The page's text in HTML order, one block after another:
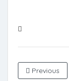
Previous